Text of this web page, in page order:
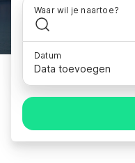
Waar wil je naartoe?
Datum
Data toevoegen